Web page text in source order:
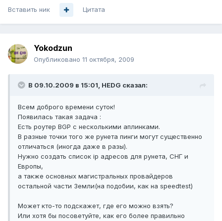
Вставить ник Цитата
Yokodzun
Опубликовано 11 октября, 2009
В 09.10.2009 в 15:01, HEDG сказал:
Всем доброго времени суток!
Появилась такая задача :
Есть роутер BGP с несколькими аплинками.
В разные точки того же рунета пинги могут существенно
отличаться (иногда даже в разы).
Нужно создать список ip адресов для рунета, СНГ и
Европы,
а также основных магистральных провайдеров
остальной части Земли(на подобии, как на speedtest)
Может кто-то подскажет, где его можно взять?
Или хотя бы посоветуйте, как его более правильно